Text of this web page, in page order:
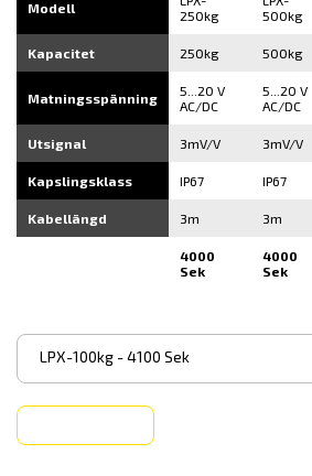
Modell
250kg
500kg
Kapacitet 250kg 500kg
Matningsspänning
5...20 V
AC/DC
5...20 V
AC/DC
Utsignal 3mV/V 3mV/V
Kapslingsklass IP67 IP67
Kabellängd 3m 3m
4000
Sek
4000
Sek
LPX-100kg - 4100 Sek